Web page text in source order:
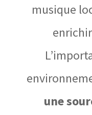
musique
une